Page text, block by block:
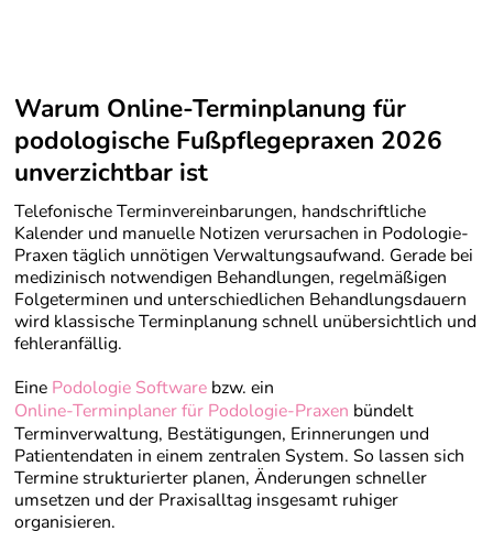
Warum Online-Terminplanung für
podologische Fußpflegepraxen 2026
unverzichtbar ist
Telefonische Terminvereinbarungen, handschriftliche
Kalender und manuelle Notizen verursachen in Podologie-
Praxen täglich unnötigen Verwaltungsaufwand. Gerade bei
medizinisch notwendigen Behandlungen, regelmäßigen
Folgeterminen und unterschiedlichen Behandlungsdauern
wird klassische Terminplanung schnell unübersichtlich und
fehleranfällig.
Eine Podologie Softwarebzw. ein
Online-Terminplaner für Podologie-Praxen bündelt
Terminverwaltung, Bestätigungen, Erinnerungen und
Patientendaten in einem zentralen System. So lassen sich
Termine strukturierter planen, Änderungen schneller
umsetzen und der Praxisalltag insgesamt ruhiger
organisieren.